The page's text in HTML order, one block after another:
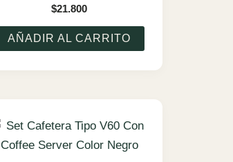
$21.800
AÑADIR AL CARRITO